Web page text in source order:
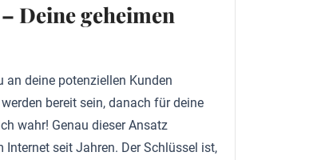
Deine geheimen
an deine potenziellen Kunden
bereit sein, danach für deine
wahr! Genau dieser Ansatz
seit Jahren. Der Schlüssel ist,